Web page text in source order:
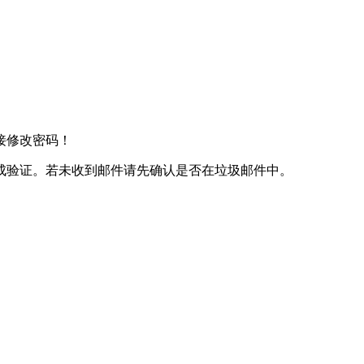
改密码！
证。若未收到邮件请先确认是否在垃圾邮件中。